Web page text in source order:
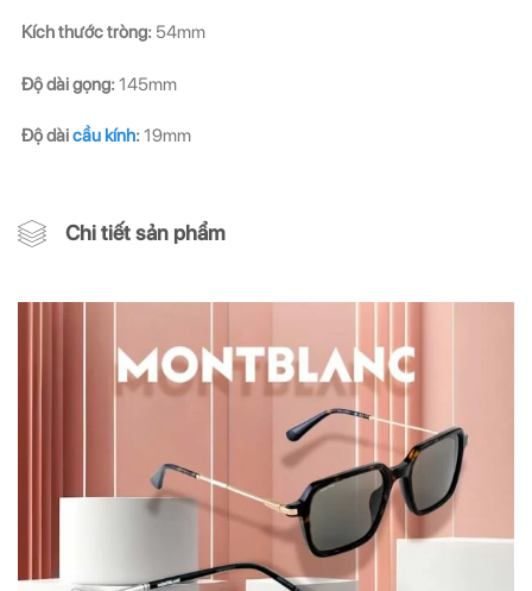
Kích thước tròng: 54mm
Độ dài gọng:145mm
Độ dàicầu kính:19mm
Chi tiết sản phẩm